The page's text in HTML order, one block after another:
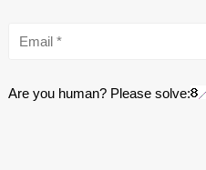
Are you human? Please solve: